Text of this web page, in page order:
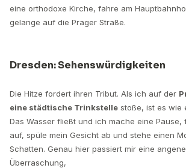
eine orthodoxe Kirche, fahre am
gelange auf die Prager Straße.
Dresden: Sehenswürdigkeiten
Die Hitze fordert ihren Tribut. Als ich auf der
eine städtische Trinkstelle stoße, ist es wie
Das Wasser fließt und ich mache eine Pause,
auf, spüle mein Gesicht ab und stehe einen
Schatten. Genau hier passiert mir eine
Überraschung,